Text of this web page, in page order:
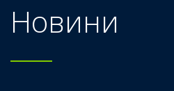
Новини